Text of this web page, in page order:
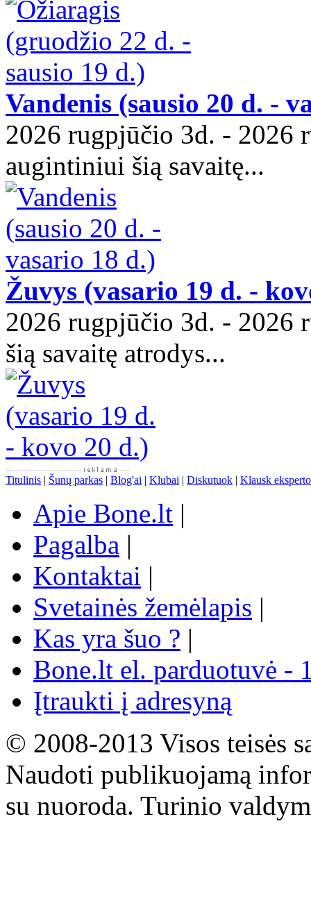
Vandenis (sausio 20 d. -
2026 rugpjūčio 3d. - 2026
augintiniui šią savaitę...
Žuvys (vasario 19 d. -
2026 rugpjūčio 3d. - 2026
šią savaitę atrodys...
Titulinis | Šunų parkas | Blog'ai | Klubai | Diskutuok | Klausk eksperto
Apie Bone.lt |
Pagalba |
Kontaktai |
Svetainės žemėlapis |
Kas yra šuo ? |
Bone.lt el. parduotuvė -
Įtraukti į adresyną
© 2008-2013 Visos teisės
Naudoti publikuojamą
su nuoroda. Turinio